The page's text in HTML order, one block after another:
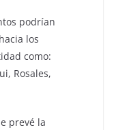
podrían
los
como:
Rosales,
prevé la